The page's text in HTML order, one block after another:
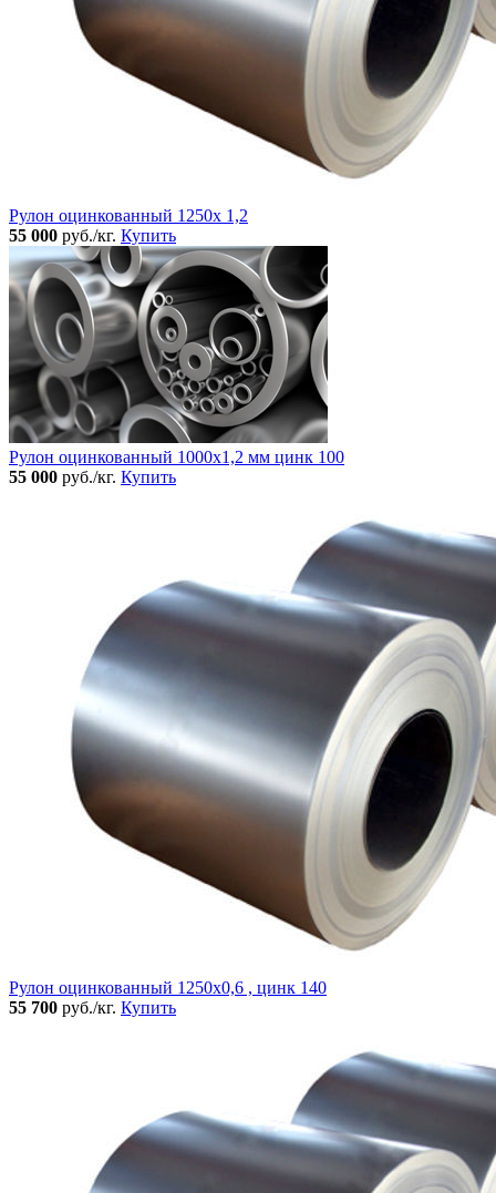
Рулон оцинкованный 1250х 1,2
55 000 руб./кг. Купить
Рулон оцинкованный 1000х1,2 мм цинк 100
55 000 руб./кг. Купить
Рулон оцинкованный 1250х0,6 , цинк 140
55 700 руб./кг. Купить